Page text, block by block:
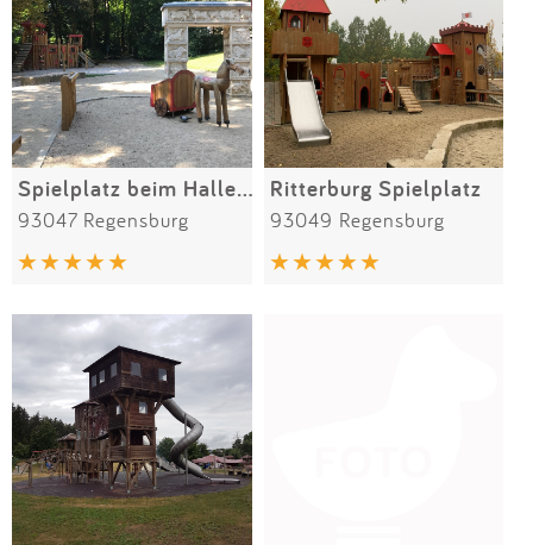
Spielplatz beim Hallenbad
93047 Regensburg
Ritterburg Spielplatz
93049 Regensburg